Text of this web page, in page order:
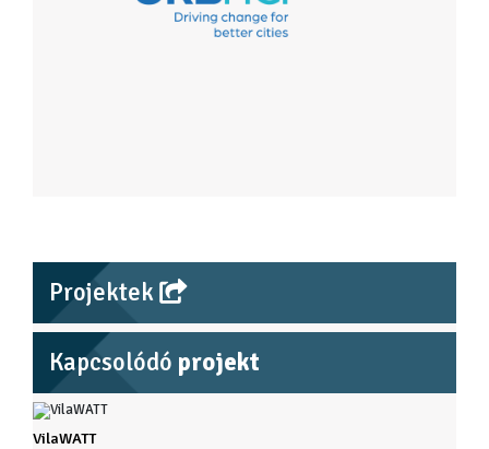
Projektek
Kapcsolódó projekt
VilaWATT